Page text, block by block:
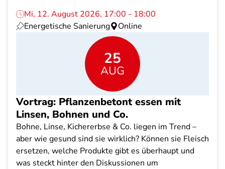
Mi, 12. August 2026, 17:00 - 18:00
Energetische Sanierung
Online
25
AUG
Vortrag: Pflanzenbetont essen mit
Linsen, Bohnen und Co.
Bohne, Linse, Kichererbse & Co. liegen im Trend –
aber wie gesund sind sie wirklich? Können sie Fleisch
ersetzen, welche Produkte gibt es überhaupt und
was steckt hinter den Diskussionen um